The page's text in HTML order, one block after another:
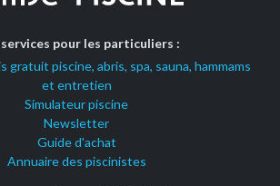
pour les particuliers :
gratuit piscine, abris, spa, sauna, hammams
et entretien
Simulateur piscine
Newsletter
Guide d'achat
Annuaire des piscinistes